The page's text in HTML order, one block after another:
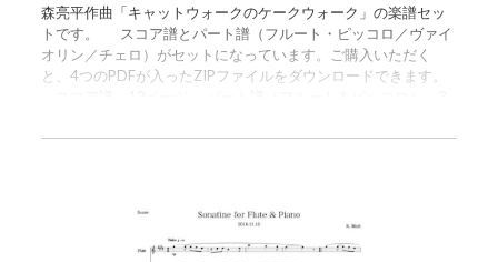
森亮平作曲「キャットウォークのケークウォーク」の楽譜セッ
トです。 スコア譜とパート譜（フルート・ピッコロ／ヴァイ
オリン／チェロ）がセットになっています。ご購入いただく
と、4つのPDFが入ったZIPファイルをダウンロードできます。
ェロ） 3ページ この曲は2024年10月4日のライブ配信コンサ